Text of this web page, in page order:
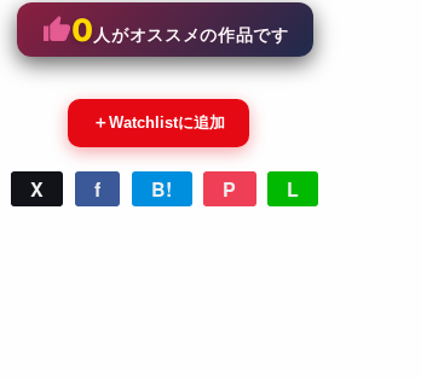
0人がオススメの作品です
＋Watchlistに追加
X f B! P L